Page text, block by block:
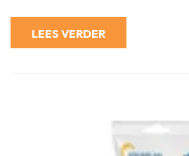
LEES VERDER